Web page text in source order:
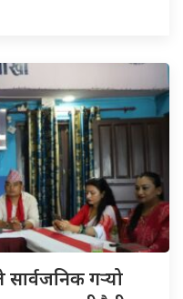
सार्वजनिक गर्‍यो